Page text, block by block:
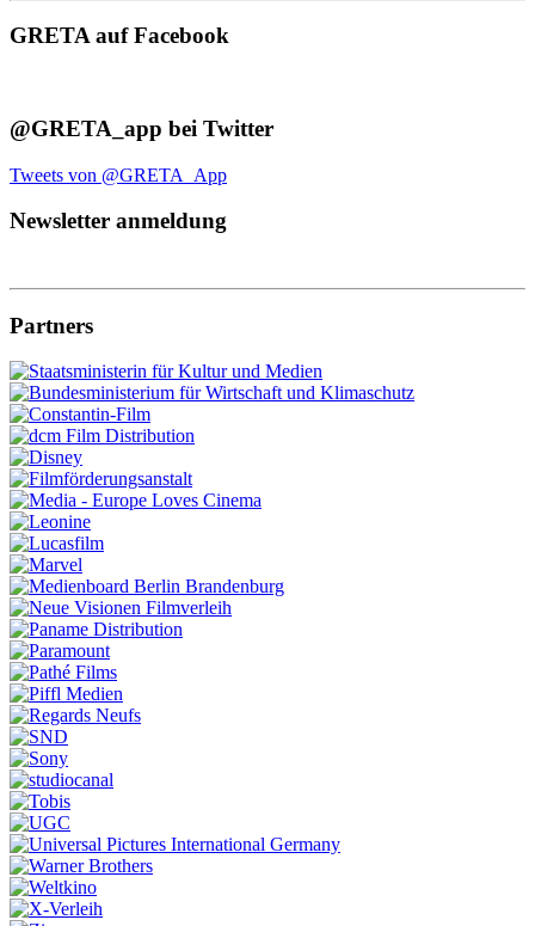
GRETA auf Facebook
@GRETA_app bei Twitter
Tweets von @GRETA_App
Newsletter anmeldung
Partners